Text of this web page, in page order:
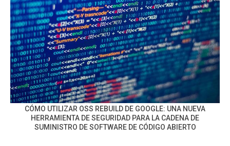
CÓMO UTILIZAR OSS REBUILD DE GOOGLE: UNA NUEVA
HERRAMIENTA DE SEGURIDAD PARA LA CADENA DE
SUMINISTRO DE SOFTWARE DE CÓDIGO ABIERTO